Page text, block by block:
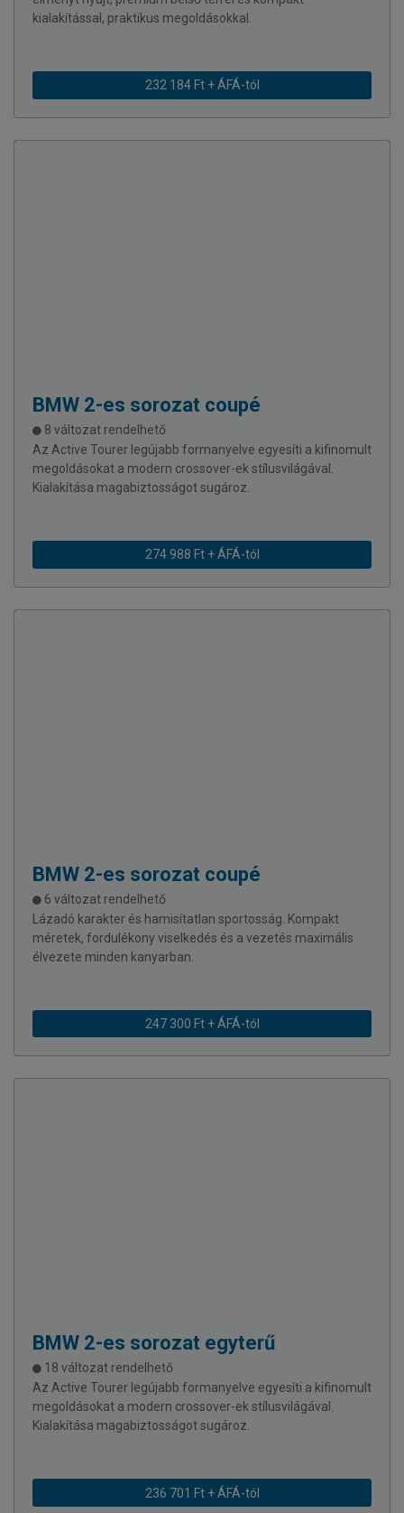
kialakítással, praktikus megoldásokkal.
232 184 Ft + ÁFÁ-tól
BMW 2-es sorozat coupé
8 változat rendelhető
Az Active Tourer legújabb formanyelve egyesíti a kifinomult
megoldásokat a modern crossover-ek stílusvilágával.
Kialakítása magabiztosságot sugároz.
274 988 Ft + ÁFÁ-tól
BMW 2-es sorozat coupé
6 változat rendelhető
Lázadó karakter és hamisítatlan sportosság. Kompakt
méretek, fordulékony viselkedés és a vezetés maximális
élvezete minden kanyarban.
247 300 Ft + ÁFÁ-tól
BMW 2-es sorozat egyterű
18 változat rendelhető
Az Active Tourer legújabb formanyelve egyesíti a kifinomult
megoldásokat a modern crossover-ek stílusvilágával.
Kialakítása magabiztosságot sugároz.
236 701 Ft + ÁFÁ-tól